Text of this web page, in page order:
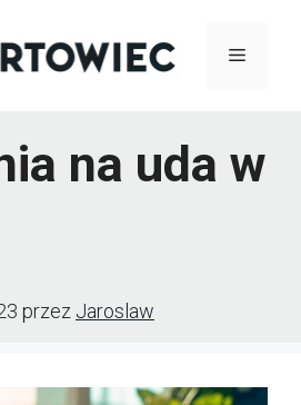
Menu
na uda w
przez Jaroslaw